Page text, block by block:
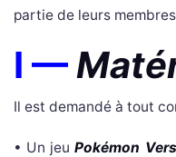
partie de leurs
I —
Il est demandé à tout
• Un jeuPokémon